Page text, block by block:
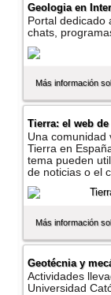
Geologia en
Portal dedicado
chats,
Más información
Tierra: el web
Una comunidad
Tierra en
tema pueden
de noticias o el
Más información
Geotécnia y
Actividades
Universidad